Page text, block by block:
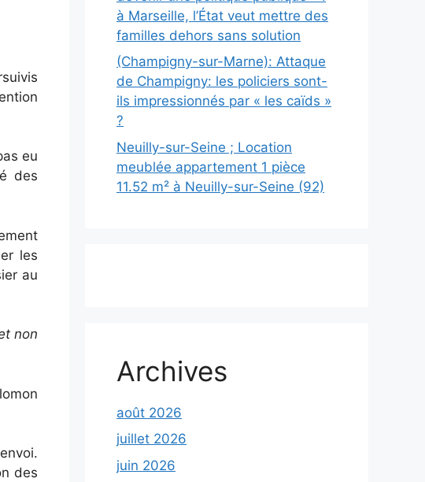
eu
des
les
au
non
des
à Marseille, l’État veut mettre des
familles dehors sans solution
(Champigny-sur-Marne): Attaque
de Champigny: les policiers sont-
ils impressionnés par « les caïds »
?
Neuilly-sur-Seine ; Location
meublée appartement 1 pièce
11.52 m² à Neuilly-sur-Seine (92)
Archives
août 2026
juillet 2026
juin 2026